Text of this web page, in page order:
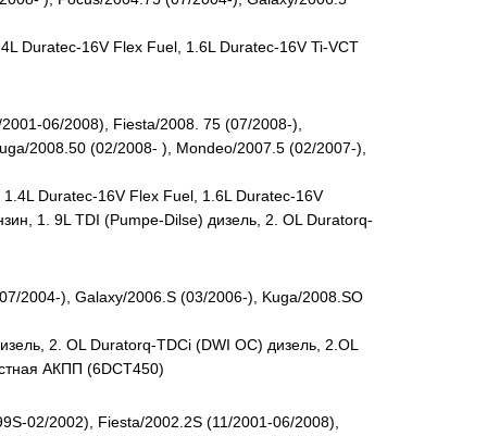
Duratec-16V Flex Fuel, 1.6L Duratec-16V Ti-VCT
06/2008), Fiesta/2008. 75 (07/2008-),
2008.50 (02/2008- ), Mondeo/2007.5 (02/2007-),
Duratec-16V Flex Fuel, 1.6L Duratec-16V
1. 9L TDI (Pumpe-Dilse) дизель, 2. OL Duratorq-
2004-), Galaxy/2006.S (03/2006-), Kuga/2008.SO
2. OL Duratorq-TDCi (DWI OC) дизель, 2.OL
АКПП (6DCT450)
02/2002), Fiesta/2002.2S (11/2001-06/2008),